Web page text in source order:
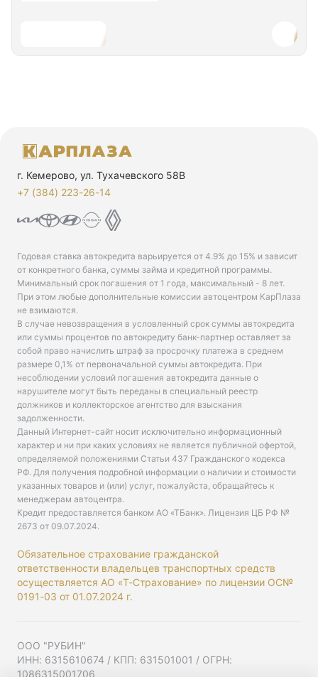
г. Кемерово, ул. Тухачевского 58В
+7 (384) 223-26-14‬
Годовая ставка автокредита варьируется от 4.9% до 15% и зависит
от конкретного банка, суммы займа и кредитной программы.
Минимальный срок погашения от 1 года, максимальный - 8 лет.
При этом любые дополнительные комиссии автоцентром КарПлаза
не взимаются.
В случае невозвращения в условленный срок суммы автокредита
или суммы процентов по автокредиту банк-партнер оставляет за
собой право начислить штраф за просрочку платежа в среднем
размере 0,1% от первоначальной суммы автокредита. При
несоблюдении условий погашения автокредита данные о
нарушителе могут быть переданы в специальный реестр
должников и коллекторское агентство для взыскания
задолженности.
Данный Интернет-сайт носит исключительно информационный
характер и ни при каких условиях не является публичной офертой,
определяемой положениями Статьи 437 Гражданского кодекса
РФ. Для получения подробной информации о наличии и стоимости
указанных товаров и (или) услуг, пожалуйста, обращайтесь к
менеджерам автоцентра.
Кредит предоставляется банком АО «ТБанк». Лицензия ЦБ РФ №
2673 от 09.07.2024.
Обязательное страхование гражданской
ответственности владельцев транспортных средств
осуществляется АО «Т-Страхование» по лицензии ОС№
0191-03 от 01.07.2024 г.
ООО "РУБИН"
ИНН: 6315610674 / КПП: 631501001 / ОГРН:
1086315001706